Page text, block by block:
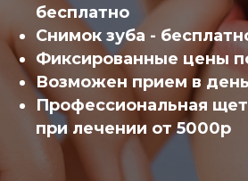
бесплатно
Снимок зуба -
Фиксированные цены
Возможен прием в
Профессиональная
при лечении от 5000р